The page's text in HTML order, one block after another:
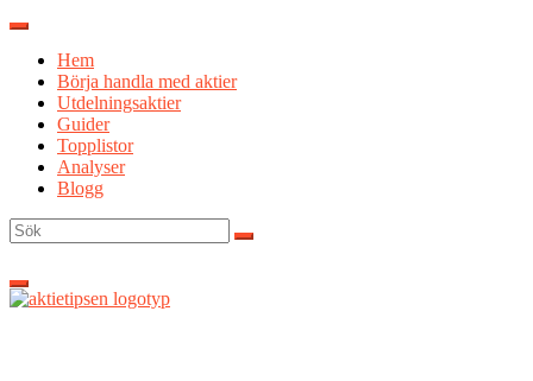
Hoppa
innehållHem
Börja handla med aktier
Utdelningsaktier
Guider
Topplistor
Analyser
Blogg
Sök
efter: